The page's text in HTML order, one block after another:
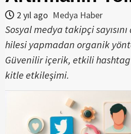
2 yıl ago Medya Haber
Sosyal medya takipçi
hilesi yapmadan organik
Güvenilir içerik, etkili hashtag
kitle etkileşimi.